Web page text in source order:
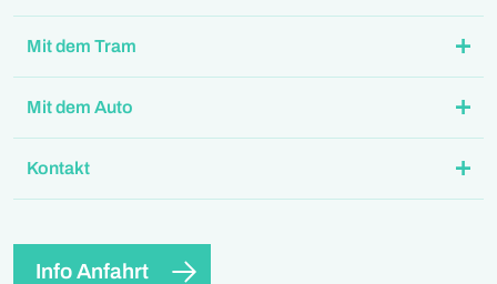
Mit dem Tram
Mit dem Auto
Kontakt
Info Anfahrt